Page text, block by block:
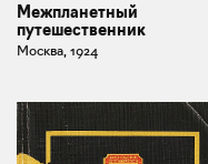
Межпланетный
путешественник
Москва, 1924